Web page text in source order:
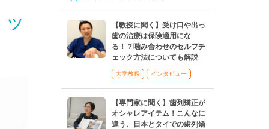
【教授に聞く】受け口や出っ
歯の治療は保険適用にな
る！？噛み合わせのセルフチ
ェック方法についても解説
大学教授 インタビュー
【専門家に聞く】歯列矯正が
オシャレアイテム！こんなに
違う、日本とタイでの歯列矯